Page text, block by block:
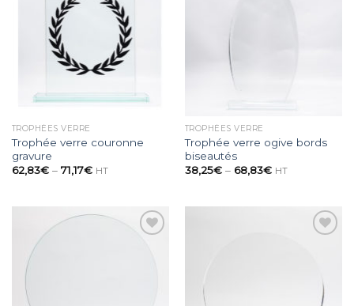
wishlist
TROPHÉES VERRE
Trophée verre couronne
gravure
62,83€– 71,17€ HT
TROPHÉES VERRE
Trophée verre ogive bords
biseautés
38,25€– 68,83€ HT